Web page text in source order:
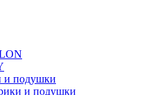
и подушки
и подушки